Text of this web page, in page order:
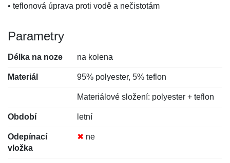
• teflonová úprava proti vodě a nečistotám
Parametry
Délka na noze na kolena
Materiál 95% polyester, 5% teflon
Materiálové složení: polyester + teflon
Období letní
Odepínací
vložka
✖ ne